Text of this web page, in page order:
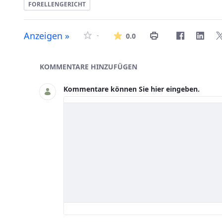
FORELLENGERICHT
Anzeigen » - 0.0Die
Asset-Herausgeber
KOMMENTARE HINZUFÜGEN
Kommentare können Sie hier eingeben.